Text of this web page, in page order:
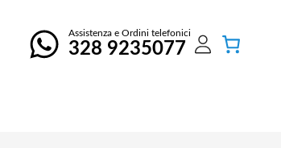
Assistenza e Ordini telefonici
328 9235077